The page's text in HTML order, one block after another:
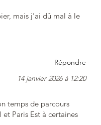
mais j’ai dû mal à le
Répondre
14 janvier 2026 à 12:20
temps de parcours
Paris Est à certaines